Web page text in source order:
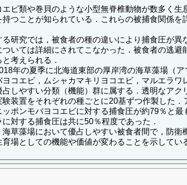
ビ類や巻貝のような小型無脊椎動物が数多く
つことが知られている．これらの被捕食関係
る研究では，被食者の種の違いにより捕食圧が
いては詳細にされてこなかった．被食者の逃
考えられる．
年の夏季に北海道東部の厚岸湾の海草藻場（
ヨコエビ，ムシャカマキリヨコエビ，マルエラ
しやすい分類（機能）群に属する．透明なア
装置をそれぞれの種ごとに20基ずつ作製した
ポンモバヨコエビに対する捕食圧が約79％と
対する捕食圧は共に50％程度であった．
草藻場において優占しやすい被食者間で，防
場としての機能や価値が変わることを示してい